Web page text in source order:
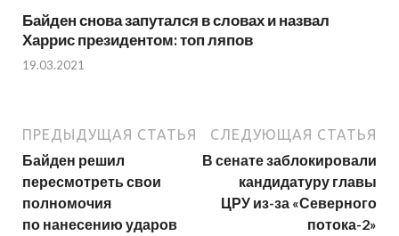
Байден снова запутался в словах и назвал
Харрис президентом: топ ляпов
19.03.2021
ПРЕДЫДУЩАЯ СТАТЬЯ
Байден решил
пересмотреть свои
полномочия
по нанесению ударов
СЛЕДУЮЩАЯ СТАТЬЯ
В сенате заблокировали
кандидатуру главы
ЦРУ из-за «Северного
потока-2»